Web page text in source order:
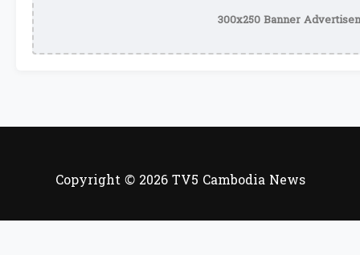
300x250 Banner
Copyright © 2026 TV5 Cambodia News